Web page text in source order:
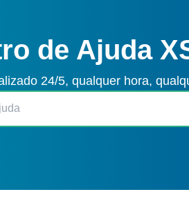
de Ajuda
24/5, qualquer hora,